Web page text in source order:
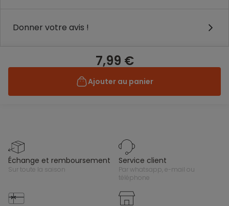
Donner votre avis !
7,99 €
Ajouter au panier
échange et remboursement
sur toute la saison
service client
par whatsapp, e-mail ou
téléphone